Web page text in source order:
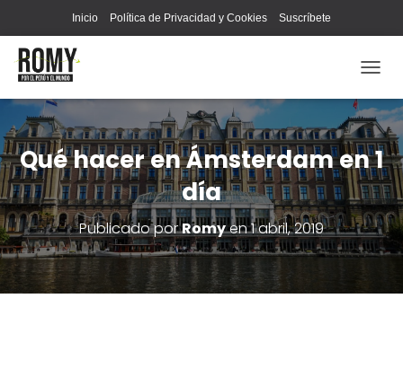
Inicio Política de Privacidad y Cookies Suscríbete
A
M
B
I
A
R
M
O
D
O
Qué hacer en Ámsterdam en 1
día
Publicado porRomyen1 abril, 2019